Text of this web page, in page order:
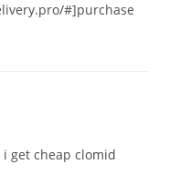
#]purchase
i get cheap clomid